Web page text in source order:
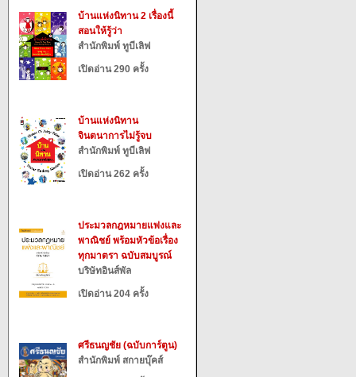
บ้านแห่งนิทาน 2 เรื่องนี้
สอนให้รู้ว่า
สำนักพิมพ์ ทูบีเลิฟ
เปิดอ่าน 290 ครั้ง
บ้านแห่งนิทาน
จินตนาการไม่รู้จบ
สำนักพิมพ์ ทูบีเลิฟ
เปิดอ่าน 262 ครั้ง
ประมวลกฎหมายแพ่งและ
พาณิชย์ พร้อมหัวข้อเรื่อง
ทุกมาตรา ฉบับสมบูรณ์
บริษัทอินส์พัล
เปิดอ่าน 204 ครั้ง
ศรีธนญชัย (ฉบับการ์ตูน)
สำนักพิมพ์ สกายบุ๊คส์